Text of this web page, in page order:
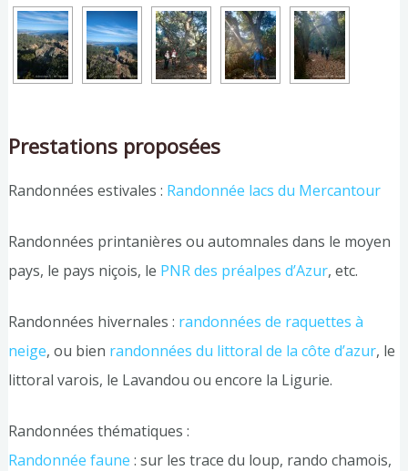
Prestations proposées
Randonnées estivales : Randonnée lacs du Mercantour
Randonnées printanières ou automnales dans le moyen
pays, le pays niçois, le PNR des préalpes d’Azur, etc.
Randonnées hivernales : randonnées de raquettes à
neige, ou bien randonnées du littoral de la côte d’azur, le
littoral varois, le Lavandou ou encore la Ligurie.
Randonnées thématiques :
Randonnée faune : sur les trace du loup, rando chamois,